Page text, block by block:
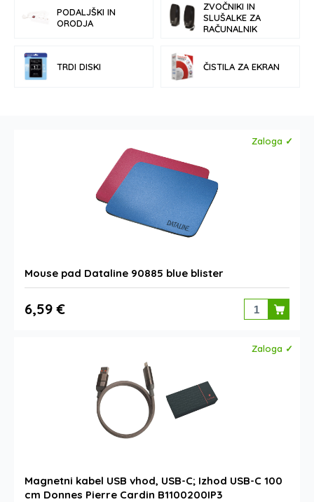
PODALJŠKI IN
ORODJA
ZVOČNIKI IN
SLUŠALKE ZA
RAČUNALNIK
TRDI DISKI ČISTILA ZA EKRAN
Zaloga ✓
Mouse pad Dataline 90885 blue blister
6,59 €
Zaloga ✓
Magnetni kabel USB vhod, USB-C; Izhod USB-C 100
cm Donnes Pierre Cardin B1100200IP3